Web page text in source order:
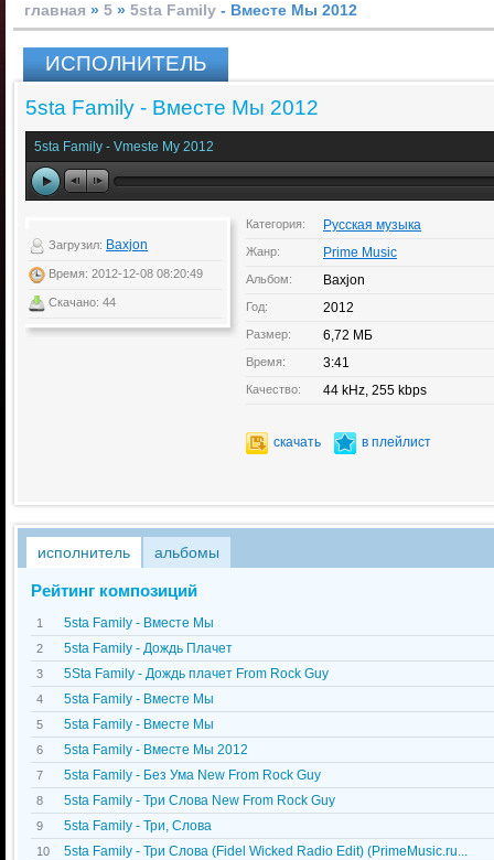
главная » 5 » 5sta Family - Вместе Мы 2012
ИСПОЛНИТЕЛЬ
5sta Family - Вместе Мы 2012
5sta Family - Vmeste My 2012
Загрузил: Baxjon
Время: 2012-12-08 08:20:49
Скачано: 44
Категория: Русская музыка
Жанр: Prime Music
Альбом: Baxjon
Год: 2012
Размер: 6,72 МБ
Время: 3:41
Качество: 44 kHz, 255 kbps
скачать в плейлист
исполнитель альбомы
Рейтинг композиций
1 5sta Family - Вместе Мы
2 5sta Family - Дождь Плачет
3 5Sta Family - Дождь плачет From Rock Guy
4 5sta Family - Вместе Мы
5 5sta Family - Вместе Мы
6 5sta Family - Вместе Мы 2012
7 5sta Family - Без Ума New From Rock Guy
8 5sta Family - Три Слова New From Rock Guy
9 5sta Family - Три, Слова
10 5sta Family - Три Слова (Fidel Wicked Radio Edit) (PrimeMusic.ru...